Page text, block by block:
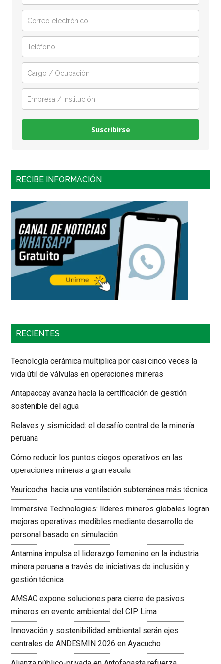
Suscribirse
RECIBE INFORMACIÓN
RECIENTES
Tecnología cerámica multiplica por casi cinco veces la
vida útil de válvulas en operaciones mineras
Antapaccay avanza hacia la certificación de gestión
sostenible del agua
Relaves y sismicidad: el desafío central de la minería
peruana
Cómo reducir los puntos ciegos operativos en las
operaciones mineras a gran escala
Yauricocha: hacia una ventilación subterránea más técnica
Immersive Technologies: líderes mineros globales logran
mejoras operativas medibles mediante desarrollo de
personal basado en simulación
Antamina impulsa el liderazgo femenino en la industria
minera peruana a través de iniciativas de inclusión y
gestión técnica
AMSAC expone soluciones para cierre de pasivos
mineros en evento ambiental del CIP Lima
Innovación y sostenibilidad ambiental serán ejes
centrales de ANDESMIN 2026 en Ayacucho